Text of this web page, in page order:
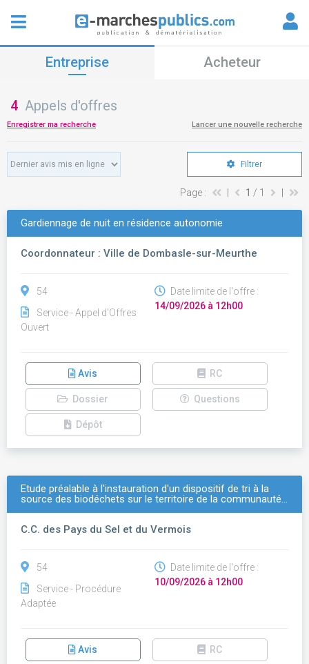
Entreprise Acheteur
4 Appels d'offres
Enregistrer ma recherche Lancer une nouvelle recherche
Filtrer
Page : 1 / 1
Gardiennage de nuit en résidence autonomie
Coordonnateur : Ville de Dombasle-sur-Meurthe
54
Service - Appel d'Offres
Ouvert
Date limite de l'offre :
14/09/2026 à 12h00
Avis RC
Dossier Questions
Dépôt
Etude préalable à l'instauration d'un dispositif de tri à la
source des biodéchets sur le territoire de la communauté…
C.C. des Pays du Sel et du Vermois
54
Service - Procédure
Adaptée
Date limite de l'offre :
10/09/2026 à 12h00
Avis RC